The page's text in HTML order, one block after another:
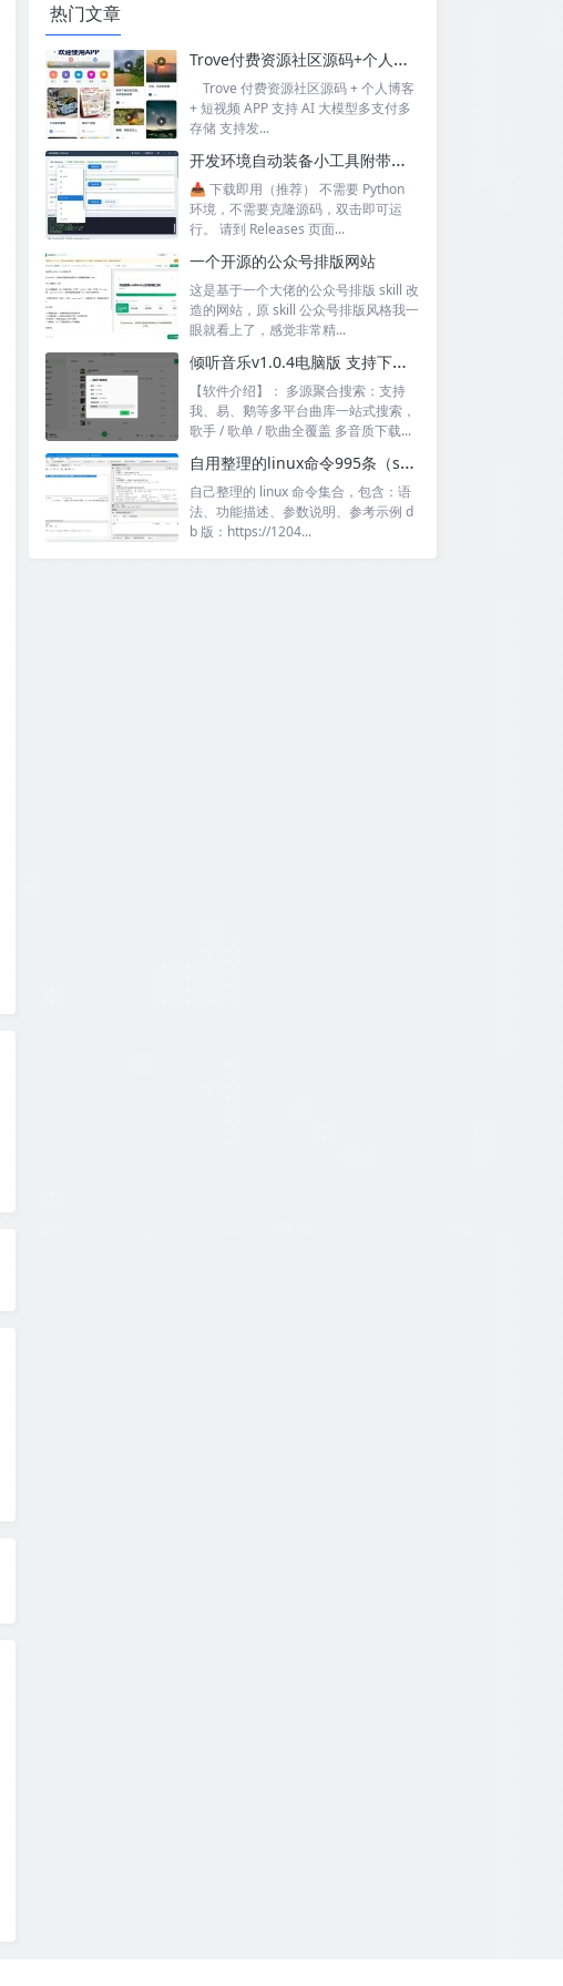
热门文章
Trove付费资源社区源码+个人博客+短视频 APP 支持AI大模型多支付多存储
Trove 付费资源社区源码 + 个人博客
+ 短视频 APP 支持 AI 大模型多支付多
存储 支持发...
开发环境自动装备小工具附带源码
📥 下载即用（推荐） 不需要 Python
环境，不需要克隆源码，双击即可运
行。 请到 Releases 页面...
一个开源的公众号排版网站
这是基于一个大佬的公众号排版 skill 改
造的网站，原 skill 公众号排版风格我一
眼就看上了，感觉非常精...
倾听音乐v1.0.4电脑版 支持下载无损音质 可听可下有歌词
【软件介绍】： 多源聚合搜索：支持
我、易、鹅等多平台曲库一站式搜索，
歌手 / 歌单 / 歌曲全覆盖 多音质下载...
自用整理的linux命令995条（sql+excel）
自己整理的 linux 命令集合，包含：语
法、功能描述、参数说明、参考示例 d
b 版：https://1204...